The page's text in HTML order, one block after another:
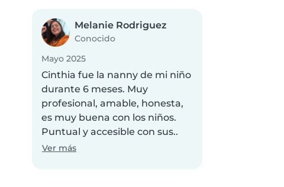
Melanie Rodriguez
Conocido
Mayo 2025
Cinthia fue la nanny de mi niño
durante 6 meses. Muy
profesional, amable, honesta,
es muy buena con los niños.
Puntual y accesible con sus..
Ver más